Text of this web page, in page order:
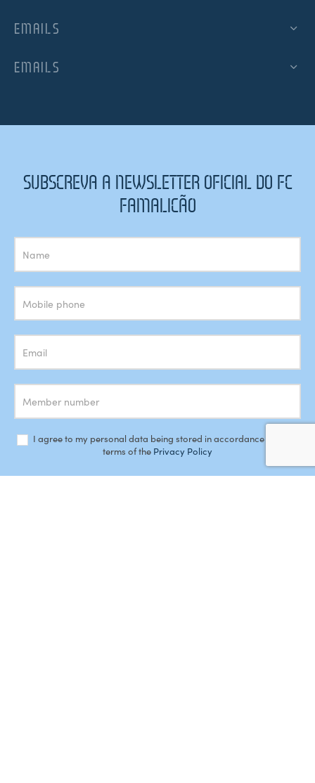
EMAILS
EMAILS
SUBSCREVA A NEWSLETTER OFICIAL DO FC
FAMALICÃO
Subscrição
Newsletter
I agree to my personal data being stored in accordance with the
terms of the Privacy Policy